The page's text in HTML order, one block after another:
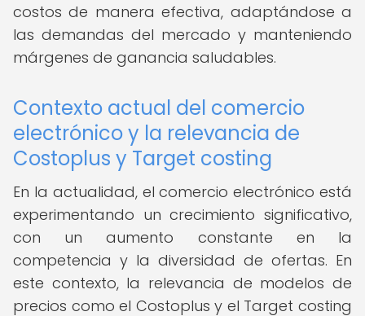
costos de manera efectiva, adaptándose a
las demandas del mercado y manteniendo
márgenes de ganancia saludables.
Contexto actual del comercio
electrónico y la relevancia de
Costoplus y Target costing
En la actualidad, el comercio electrónico está
experimentando un crecimiento significativo,
con un aumento constante en la
competencia y la diversidad de ofertas. En
este contexto, la relevancia de modelos de
precios como el Costoplus y el Target costing